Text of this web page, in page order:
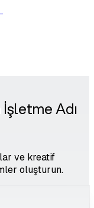
Adı
ve kreatif
oluşturun.